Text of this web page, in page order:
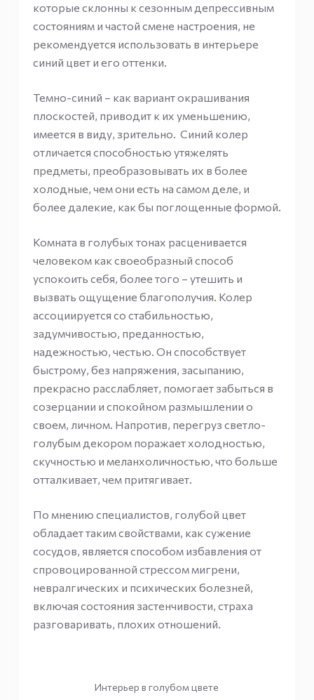
которые склонны к сезонным депрессивным
состояниям и частой смене настроения, не
рекомендуется использовать в интерьере
синий цвет и его оттенки.
Темно-синий – как вариант окрашивания
плоскостей, приводит к их уменьшению,
имеется в виду, зрительно. Синий колер
отличается способностью утяжелять
предметы, преобразовывать их в более
холодные, чем они есть на самом деле, и
более далекие, как бы поглощенные формой.
Комната в голубых тонах расценивается
человеком как своеобразный способ
успокоить себя, более того – утешить и
вызвать ощущение благополучия. Колер
ассоциируется со стабильностью,
задумчивостью, преданностью,
надежностью, честью. Он способствует
быстрому, без напряжения, засыпанию,
прекрасно расслабляет, помогает забыться в
созерцании и спокойном размышлении о
своем, личном. Напротив, перегруз светло-
голубым декором поражает холодностью,
скучностью и меланхоличностью, что больше
отталкивает, чем притягивает.
По мнению специалистов, голубой цвет
обладает таким свойствами, как сужение
сосудов, является способом избавления от
спровоцированной стрессом мигрени,
невралгических и психических болезней,
включая состояния застенчивости, страха
разговаривать, плохих отношений.
Интерьер в голубом цвете